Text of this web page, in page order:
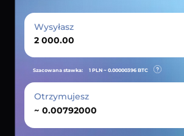
Wysyłasz
Szacowana stawka: 1 PLN ~ 0.00000396 BTC
Otrzymujesz
~